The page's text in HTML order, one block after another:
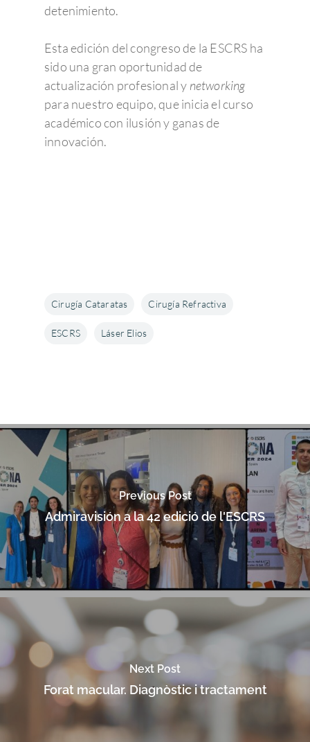
detenimiento.
Esta edición del congreso de la ESCRS ha
sido una gran oportunidad de
actualización profesional y networking
para nuestro equipo, que inicia el curso
académico con ilusión y ganas de
innovación.
Cirugía Cataratas Cirugía Refractiva
ESCRS Láser Elios
Previous Post
Admiravisión a la 42 edició de l'ESCRS
Next Post
Forat macular. Diagnòstic i tractament